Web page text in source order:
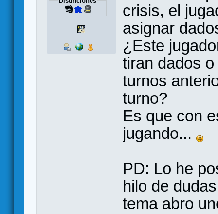
crisis, el
asignar
¿Este
tiran dados
turnos
turno?
Es que con
jugando...
PD: Lo he
hilo de
tema abro